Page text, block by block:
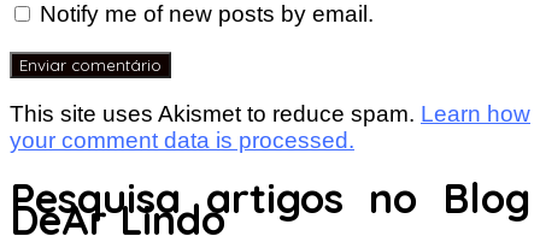
Notify me of new posts by email.
This site uses Akismet to reduce spam. Learn how
your comment data is processed.
Pesquisa artigos no Blog
DeAr Lindo